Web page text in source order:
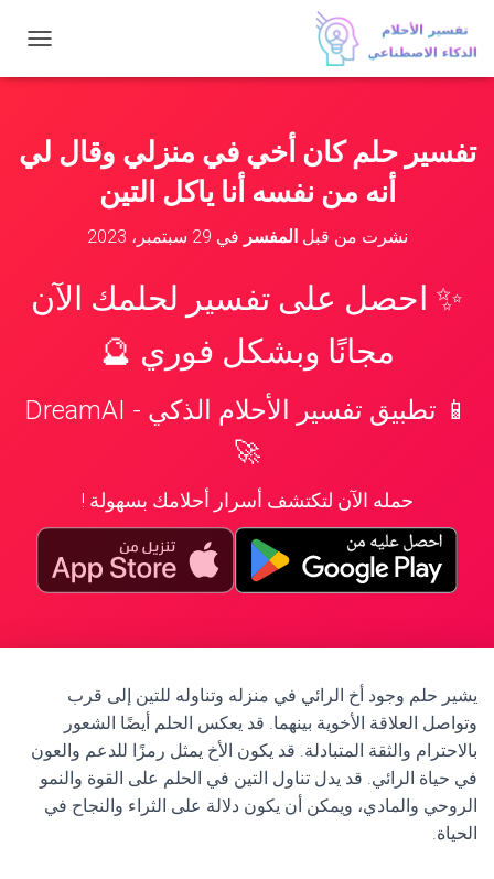
ب
ا
تفسير حلم كان أخي في منزلي وقال لي
أنه من نفسه أنا ياكل التين
نشرت من قبلالمفسر في 29 سبتمبر، 2023
✨ احصل على تفسير لحلمك الآن
مجانًا وبشكل فوري 🔮
📱 تطبيق تفسير الأحلام الذكي - DreamAI
🚀
حمله الآن لتكتشف أسرار أحلامك بسهولة !
يشير حلم وجود أخ الرائي في منزله وتناوله للتين إلى قرب
وتواصل العلاقة الأخوية بينهما. قد يعكس الحلم أيضًا الشعور
بالاحترام والثقة المتبادلة. قد يكون الأخ يمثل رمزًا للدعم والعون
في حياة الرائي. قد يدل تناول التين في الحلم على القوة والنمو
الروحي والمادي، ويمكن أن يكون دلالة على الثراء والنجاح في
الحياة.